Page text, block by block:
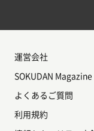
運営会社
SOKUDAN Magazine
よくあるご質問
利用規約